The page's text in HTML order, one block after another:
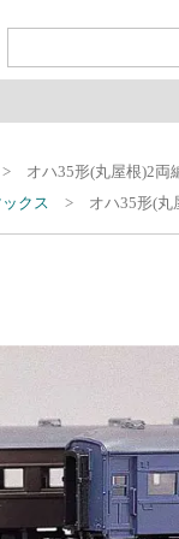
鉄道車両・オプショ
オハ35形(丸屋根)2両
クス オハ35形(丸